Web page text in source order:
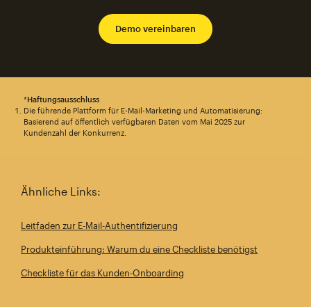
Demo vereinbaren
*Haftungsausschluss
Die führende Plattform für E-Mail-Marketing und Automatisierung:
Basierend auf öffentlich verfügbaren Daten vom Mai 2025 zur
Kundenzahl der Konkurrenz.
Ähnliche Links:
Leitfaden zur E-Mail-Authentifizierung
Produkteinführung: Warum du eine Checkliste benötigst
Checkliste für das Kunden-Onboarding